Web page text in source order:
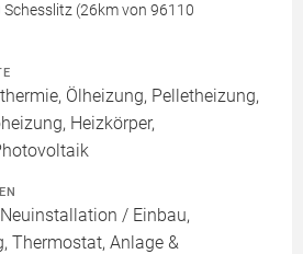
(26km von 96110
Ölheizung, Pelletheizung,
Heizkörper,
/ Einbau,
Thermostat, Anlage &